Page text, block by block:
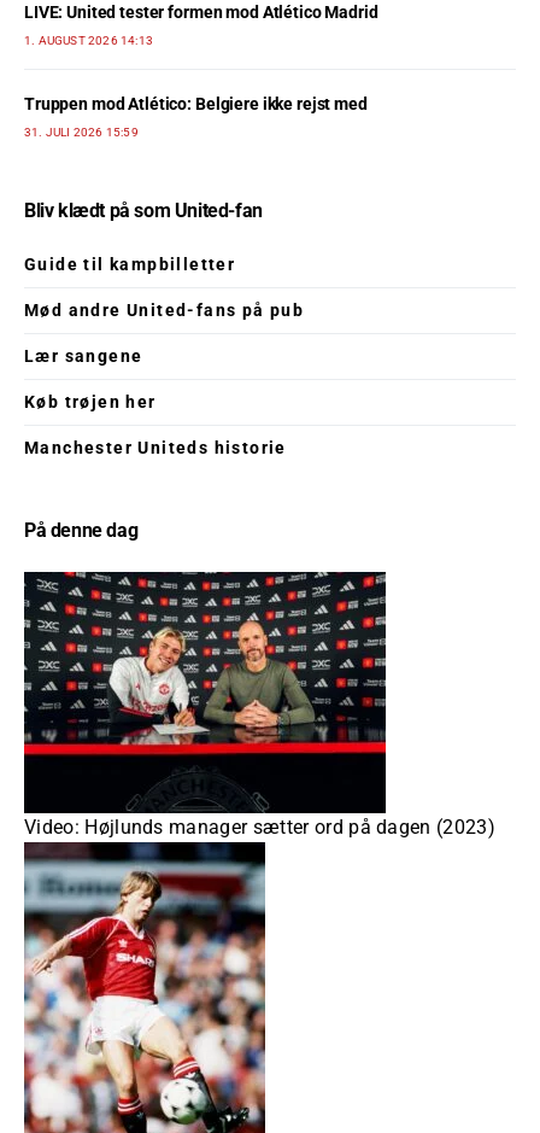
LIVE: United tester formen mod Atlético Madrid
1. AUGUST 2026 14:13
Truppen mod Atlético: Belgiere ikke rejst med
31. JULI 2026 15:59
Bliv klædt på som United-fan
Guide til kampbilletter
Mød andre United-fans på pub
Lær sangene
Køb trøjen her
Manchester Uniteds historie
På denne dag
Video: Højlunds manager sætter ord på dagen (2023)